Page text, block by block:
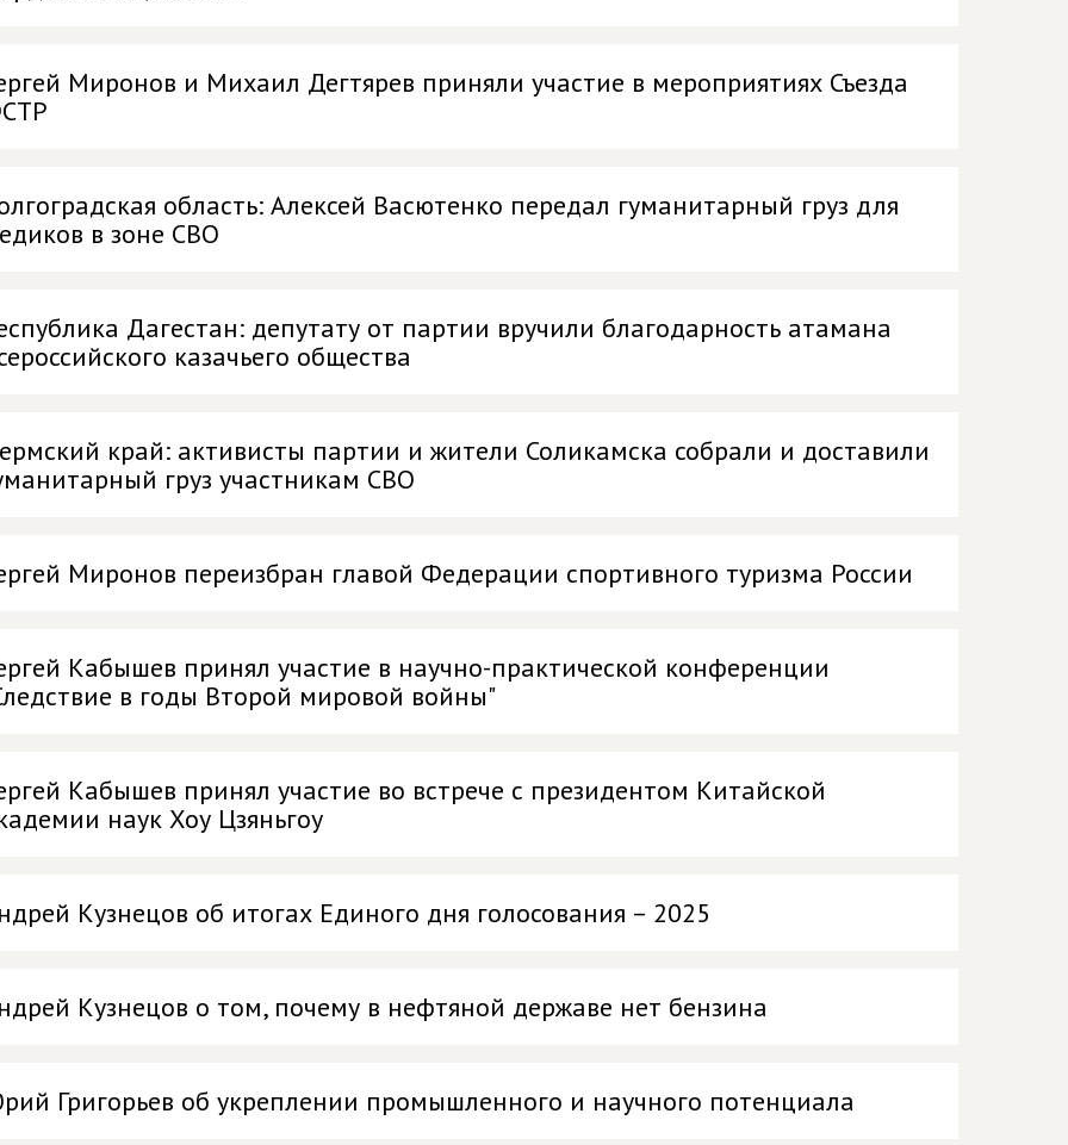
Миронов и Михаил Дегтярев приняли участие в мероприятиях Съезда
область: Алексей Васютенко передал гуманитарный груз для
в зоне СВО
Дагестан: депутату от партии вручили благодарность атамана
казачьего общества
край: активисты партии и жители Соликамска собрали и доставили
груз участникам СВО
Миронов переизбран главой Федерации спортивного туризма России
Кабышев принял участие в научно-практической конференции
в годы Второй мировой войны"
Кабышев принял участие во встрече с президентом Китайской
наук Хоу Цзяньгоу
Кузнецов об итогах Единого дня голосования – 2025
Кузнецов о том, почему в нефтяной державе нет бензина
Григорьев об укреплении промышленного и научного потенциала